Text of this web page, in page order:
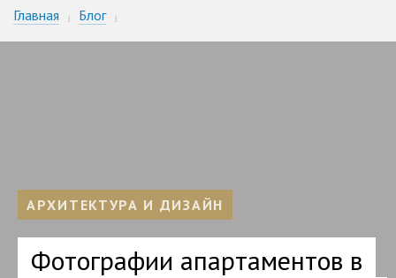
Главная Блог
АРХИТЕКТУРА И ДИЗАЙН
Фотографии апартаментов в